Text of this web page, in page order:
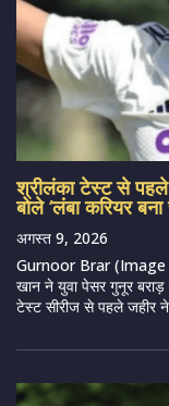
श्रीलंका टेस्ट से पहले
बोले ‘लंबा करियर
अगस्त 9, 2026
Gurnoor Brar (Image
खान ने युवा पेसर गुनूर
टेस्ट सीरीज से पहले जहीर ने